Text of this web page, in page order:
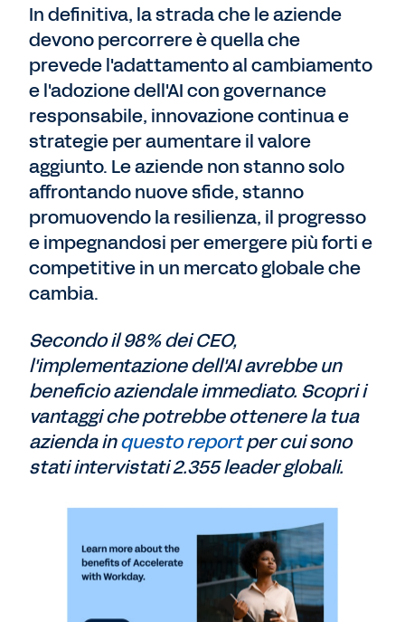
In definitiva, la strada che le aziende
devono percorrere è quella che
prevede l'adattamento al cambiamento
e l'adozione dell'AI con governance
responsabile, innovazione continua e
strategie per aumentare il valore
aggiunto. Le aziende non stanno solo
affrontando nuove sfide, stanno
promuovendo la resilienza, il progresso
e impegnandosi per emergere più forti e
competitive in un mercato globale che
cambia.
Secondo il 98% dei CEO,
l'implementazione dell'AI avrebbe un
beneficio aziendale immediato. Scopri i
vantaggi che potrebbe ottenere la tua
azienda inquesto reportper cui sono
stati intervistati 2.355 leader globali.